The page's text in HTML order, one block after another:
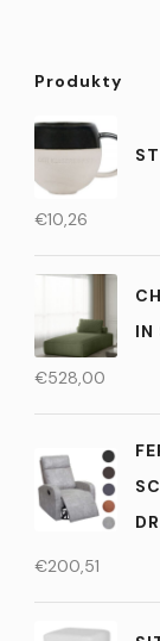
Produkty
€10,26
IN
€528,00
€200,51